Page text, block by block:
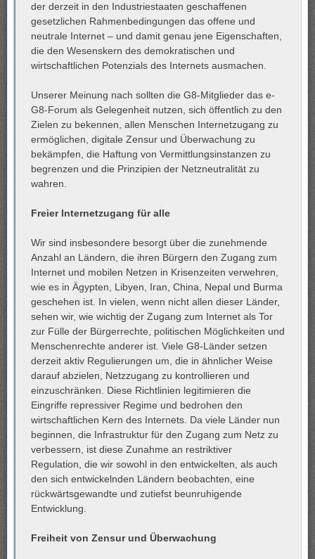
der derzeit in den Industriestaaten geschaffenen
gesetzlichen Rahmenbedingungen das offene und
neutrale Internet – und damit genau jene Eigenschaften,
die den Wesenskern des demokratischen und
wirtschaftlichen Potenzials des Internets ausmachen.
Unserer Meinung nach sollten die G8-Mitglieder das e-
G8-Forum als Gelegenheit nutzen, sich öffentlich zu den
Zielen zu bekennen, allen Menschen Internetzugang zu
ermöglichen, digitale Zensur und Überwachung zu
bekämpfen, die Haftung von Vermittlungsinstanzen zu
begrenzen und die Prinzipien der Netzneutralität zu
wahren.
Freier Internetzugang für alle
Wir sind insbesondere besorgt über die zunehmende
Anzahl an Ländern, die ihren Bürgern den Zugang zum
Internet und mobilen Netzen in Krisenzeiten verwehren,
wie es in Ägypten, Libyen, Iran, China, Nepal und Burma
geschehen ist. In vielen, wenn nicht allen dieser Länder,
sehen wir, wie wichtig der Zugang zum Internet als Tor
zur Fülle der Bürgerrechte, politischen Möglichkeiten und
Menschenrechte anderer ist. Viele G8-Länder setzen
derzeit aktiv Regulierungen um, die in ähnlicher Weise
darauf abzielen, Netzzugang zu kontrollieren und
einzuschränken. Diese Richtlinien legitimieren die
Eingriffe repressiver Regime und bedrohen den
wirtschaftlichen Kern des Internets. Da viele Länder nun
beginnen, die Infrastruktur für den Zugang zum Netz zu
verbessern, ist diese Zunahme an restriktiver
Regulation, die wir sowohl in den entwickelten, als auch
den sich entwickelnden Ländern beobachten, eine
rückwärtsgewandte und zutiefst beunruhigende
Entwicklung.
Freiheit von Zensur und Überwachung